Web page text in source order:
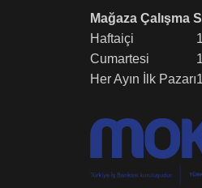
Mağaza Çalışma
Haftaiçi
Cumartesi
Her Ayın İlk Pazarı